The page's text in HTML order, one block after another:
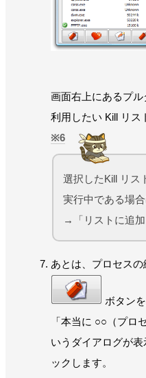
画面右上にあるプル
利用したい Kill リス
6
選択したKill リス
実行中である場
→「リストに追加
あとは、プロセス
ボタン
「本当に ○○（プロ
いうダイアログが
ックします。